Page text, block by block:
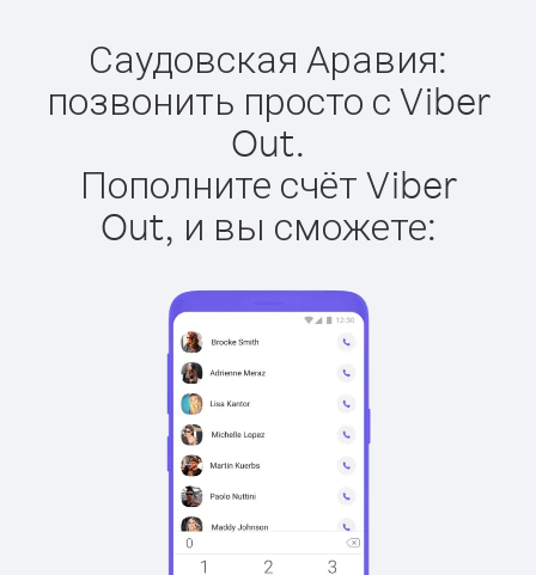
Саудовская Аравия:
позвонить просто с Viber
Out.
Пополните счёт Viber
Out, и вы сможете: